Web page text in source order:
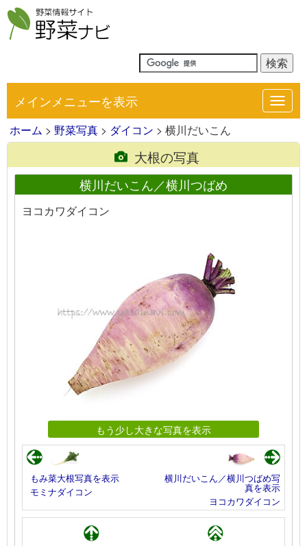
メインメニューを表示
ホーム > 野菜写真 > ダイコン > 横川だいこん
大根の写真
横川だいこん／横川つばめ
ヨコカワダイコン
もう少し大きな写真を表示
もみ菜大根写真を表示
モミナダイコン
横川だいこん／横川つばめ写
真を表示
ヨコカワダイコン